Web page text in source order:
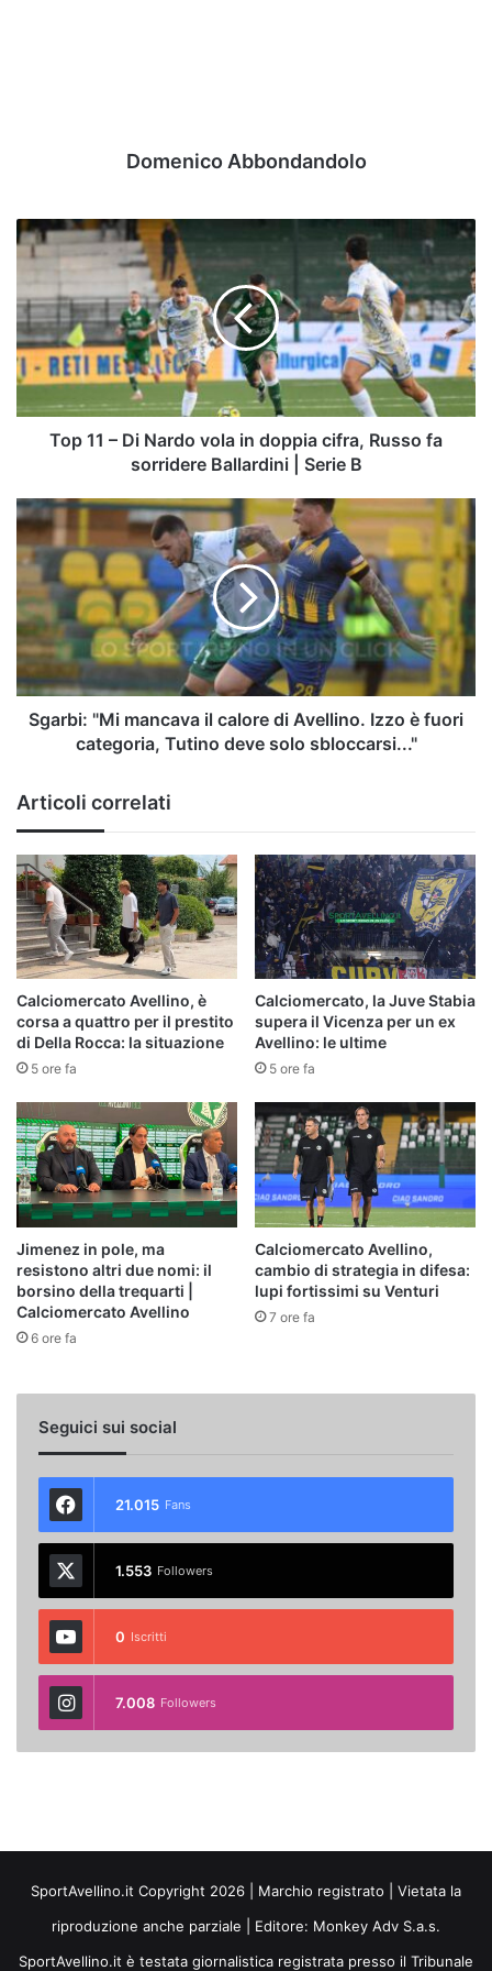
Domenico Abbondandolo
Top
11
Di
Nardo
vola
in
doppia
cifra,
Russo
Ballardini
|
Serie
Top 11 – Di Nardo vola in doppia cifra, Russo fa
sorridere Ballardini | Serie B
Sgarbi:
"Mi
mancava
calore
di
Avellino.
Izzo
è
fuori
categoria,
solo
sbloccarsi..."
Sgarbi: "Mi mancava il calore di Avellino. Izzo è fuori
categoria, Tutino deve solo sbloccarsi..."
Articoli correlati
Calciomercato Avellino, è
corsa a quattro per il prestito
di Della Rocca: la situazione
5 ore fa
Calciomercato, la Juve Stabia
supera il Vicenza per un ex
Avellino: le ultime
5 ore fa
Jimenez in pole, ma
resistono altri due nomi: il
borsino della trequarti |
Calciomercato Avellino
6 ore fa
Calciomercato Avellino,
cambio di strategia in difesa:
lupi fortissimi su Venturi
7 ore fa
Seguici sui social
21.015 Fans
1.553 Followers
0 Iscritti
7.008 Followers
SportAvellino.it Copyright 2026 | Marchio registrato | Vietata la
riproduzione anche parziale | Editore: Monkey Adv S.a.s.
SportAvellino.it è testata giornalistica registrata presso il Tribunale